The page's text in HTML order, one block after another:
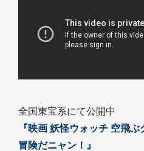
全国東宝系にて公開中
『映画 妖怪ウォッチ 空飛
冒険だニャン！』